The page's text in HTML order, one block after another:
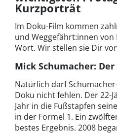
Kurzporträt
Im Doku-Film kommen
und Weggefährt:innen von
Wort. Wir stellen sie Dir
Mick Schumacher:
Natürlich darf
Doku nicht fehlen. Der 22-
Jahr in die Fußstapfen
in der Formel 1. Ein
bestes Ergebnis. 2008